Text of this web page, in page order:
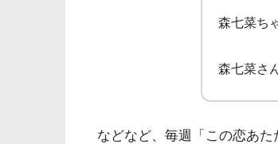
森七菜ち
森七菜さ
などなど、毎週「この恋あ